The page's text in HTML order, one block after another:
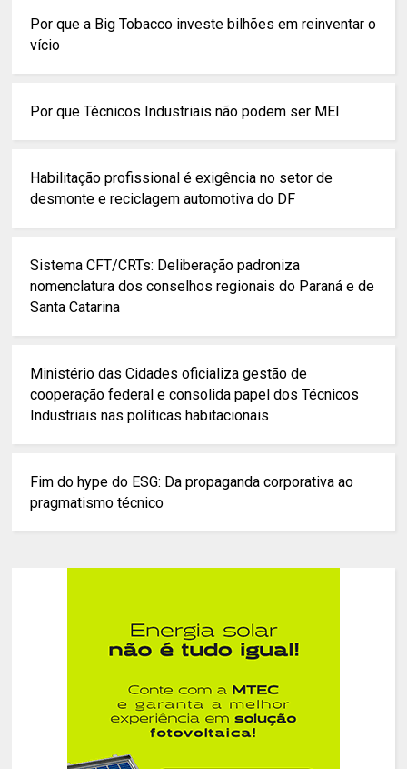
Por que a Big Tobacco investe bilhões em reinventar o
vício
Por que Técnicos Industriais não podem ser MEI
Habilitação profissional é exigência no setor de
desmonte e reciclagem automotiva do DF
Sistema CFT/CRTs: Deliberação padroniza
nomenclatura dos conselhos regionais do Paraná e de
Santa Catarina
Ministério das Cidades oficializa gestão de
cooperação federal e consolida papel dos Técnicos
Industriais nas políticas habitacionais
Fim do hype do ESG: Da propaganda corporativa ao
pragmatismo técnico